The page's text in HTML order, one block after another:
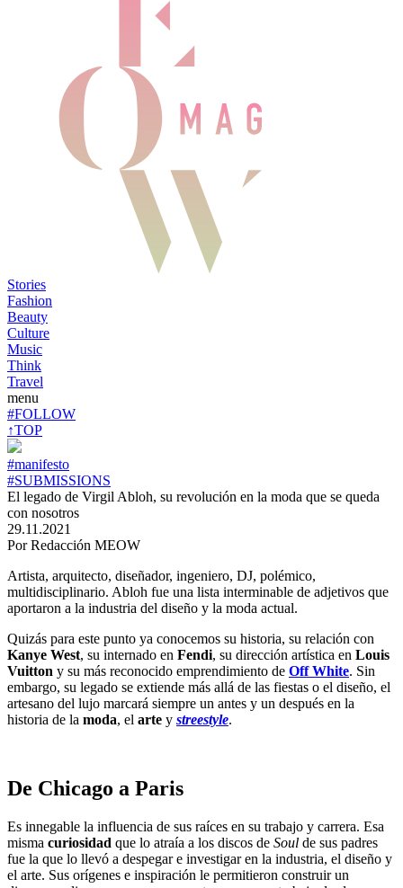
Stories
Fashion
Beauty
Culture
Music
Think
Travel
menu
#FOLLOW
↑TOP
#manifesto
#SUBMISSIONS
El legado de Virgil Abloh, su revolución en la moda que se queda
con nosotros
29.11.2021
Por Redacción MEOW
Artista, arquitecto, diseñador, ingeniero, DJ, polémico,
multidisciplinario. Abloh fue una lista interminable de adjetivos que
aportaron a la industria del diseño y la moda actual.
Quizás para este punto ya conocemos su historia, su relación con
Kanye West, su internado en Fendi, su dirección artística en Louis
Vuitton y su más reconocido emprendimiento de Off White. Sin
embargo, su legado se extiende más allá de las fiestas o el diseño, el
artesano del lujo marcará siempre un antes y un después en la
historia de la moda, el arte y streestyle.
De Chicago a Paris
Es innegable la influencia de sus raíces en su trabajo y carrera. Esa
misma curiosidad que lo atraía a los discos de Soul de sus padres
fue la que lo llevó a despegar e investigar en la industria, el diseño y
el arte. Sus orígenes e inspiración le permitieron construir un